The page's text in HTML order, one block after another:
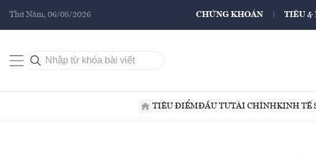
Thứ Năm, 06/08/2026 CHỨNG KHOÁN TIÊU &
TIÊU ĐIỂMĐẦU TƯTÀI CHÍNHKINH TẾ